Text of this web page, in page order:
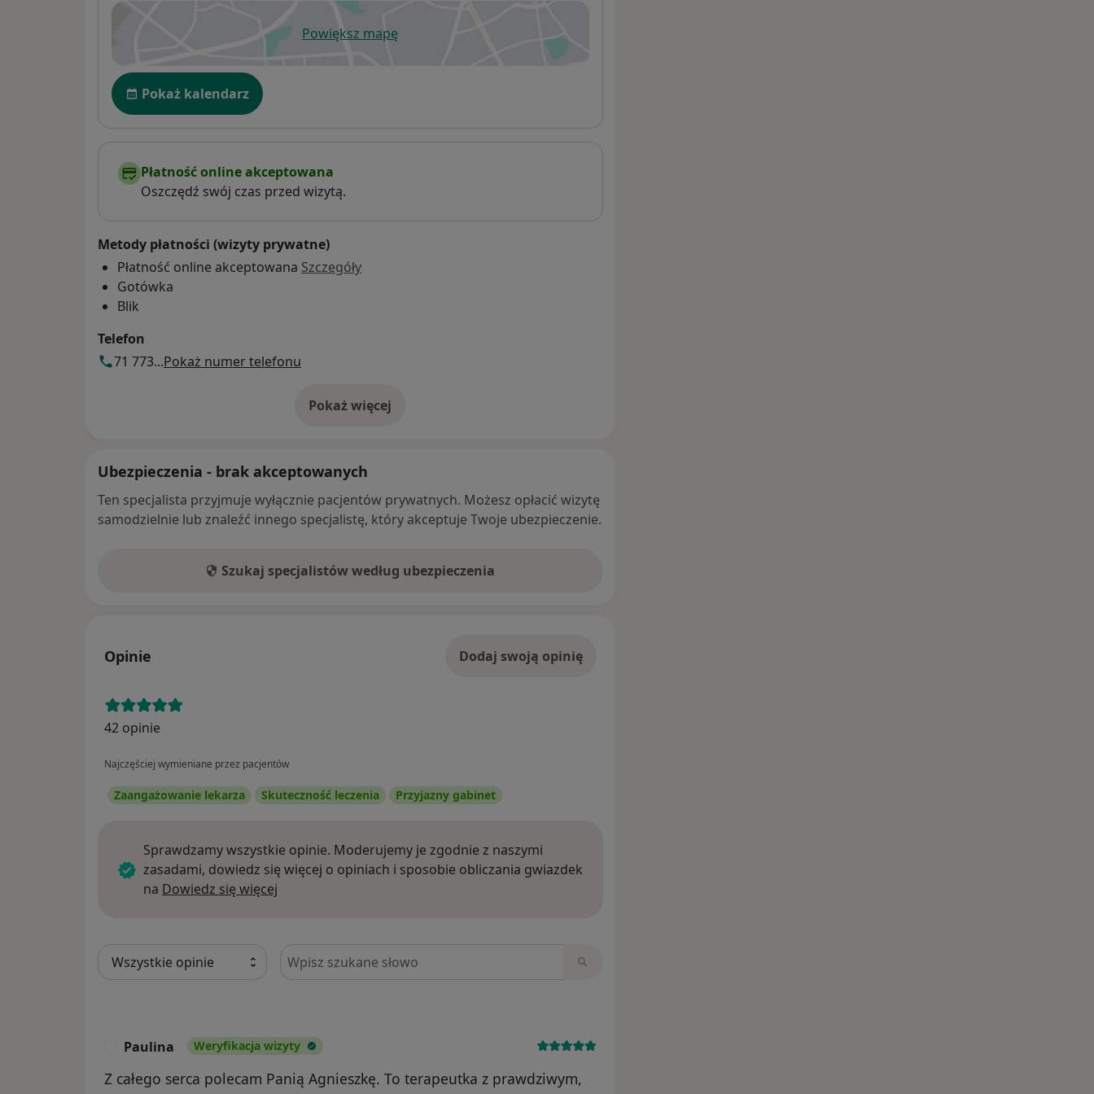
Powiększ mapęotwiera się w nowej karcie
Dostępność
Pokaż kalendarz
Płatność online akceptowana
Oszczędź swój czas przed wizytą.
Metody płatności (wizyty prywatne)
Płatność online akceptowana Szczegóły
Gotówka
Blik
Telefon
71 773...Pokaż numer telefonu
Pokaż więcej
o adresie
Ubezpieczenia - brak akceptowanych
Ten specjalista przyjmuje wyłącznie pacjentów prywatnych. Możesz opłacić wizytę
samodzielnie lub znaleźć innego specjalistę, który akceptuje Twoje ubezpieczenie.
Szukaj specjalistów według ubezpieczenia
Opinie Dodaj swoją opinię
42 opinie
Najczęściej wymieniane przez pacjentów
Zaangażowanie lekarza Skuteczność leczenia Przyjazny gabinet
Sprawdzamy wszystkie opinie. Moderujemy je zgodnie z naszymi
zasadami, dowiedz się więcej o opiniach i sposobie obliczania gwiazdek
na Dowiedz się więcej
Szukaj w opiniach
Paulina Weryfikacja wizyty
Z całego serca polecam Panią Agnieszkę. To terapeutka z prawdziwym,